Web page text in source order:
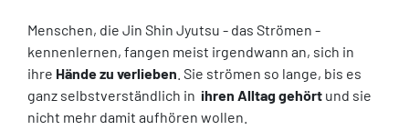
Menschen, die Jin Shin Jyutsu - das Strömen -
kennenlernen, fangen meist irgendwann an, sich in
ihre Hände zu verlieben . Sie strömen so lange, bis es
ganz selbstverständlich in ihren Alltag gehört und sie
nicht mehr damit aufhören wollen.